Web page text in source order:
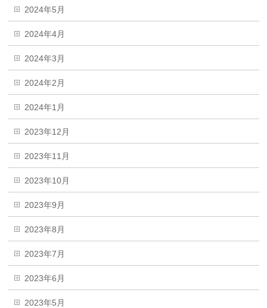
2024年5月
2024年4月
2024年3月
2024年2月
2024年1月
2023年12月
2023年11月
2023年10月
2023年9月
2023年8月
2023年7月
2023年6月
2023年5月